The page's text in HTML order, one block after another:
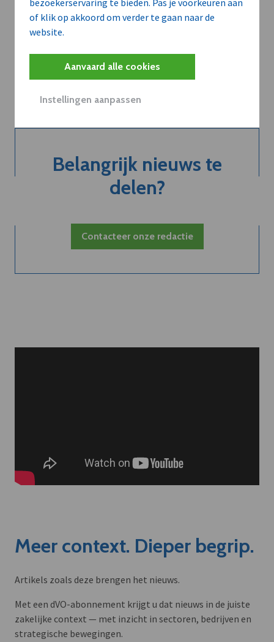
of klik op akkoord om verder te gaan naar de
website.
Aanvaard alle cookies
Instellingen aanpassen
abonnement...
Belangrijk nieuws te
delen?
Contacteer onze redactie
Meer context. Dieper begrip.
Artikels zoals deze brengen het nieuws.
Met een dVO-abonnement krijgt u dat nieuws in de juiste
zakelijke context — met inzicht in sectoren, bedrijven en
strategische bewegingen.